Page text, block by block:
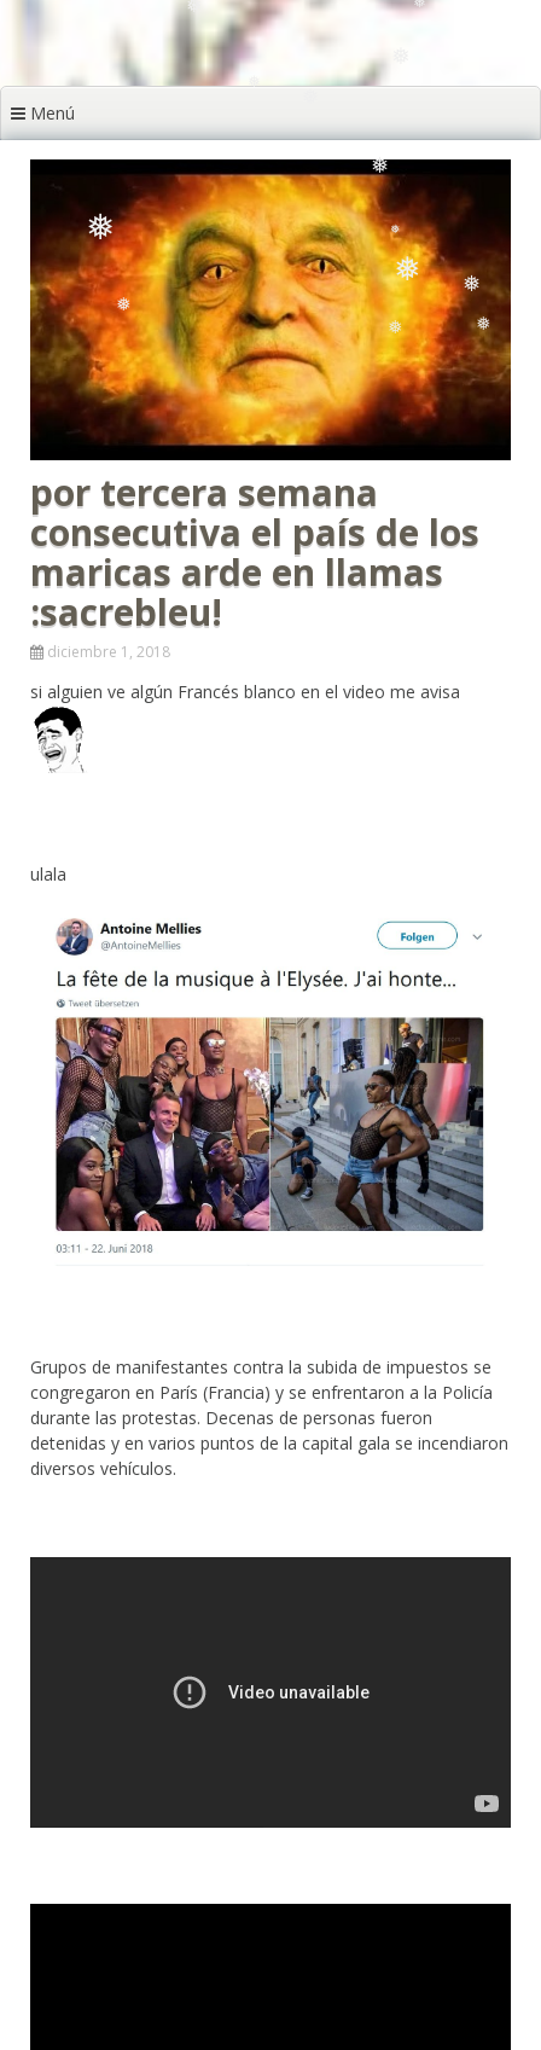
❅
❅
❅
❅
❅ ❅
❅
❅
❅
❅
❅
Menú
por tercera semana
consecutiva el país de los
maricas arde en llamas
:sacrebleu!
diciembre 1, 2018
si alguien ve algún Francés blanco en el video me avisa
ulala
Grupos de manifestantes contra la subida de impuestos se
congregaron en París (Francia) y se enfrentaron a la Policía
durante las protestas. Decenas de personas fueron
detenidas y en varios puntos de la capital gala se incendiaron
diversos vehículos.